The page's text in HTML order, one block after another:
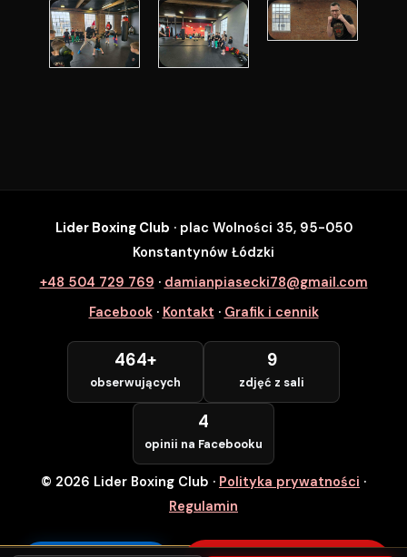
SZYBKI ZAPIS
Zapisz się na wybrane zajęcia
Numer Telefonu *
POTWIERDZAM — WCHODZĘ ZA
DARMO
Lider Boxing Club · plac Wolności 35, 95-050
Konstantynów Łódzki
+48 504 729 769 · damianpiasecki78@gmail.com
Facebook· Kontakt · Grafik i cennik
464+
obserwujących
9
zdjęć z sali
4
opinii na Facebooku
© 2026 Lider Boxing Club · Polityka prywatności ·
Regulamin